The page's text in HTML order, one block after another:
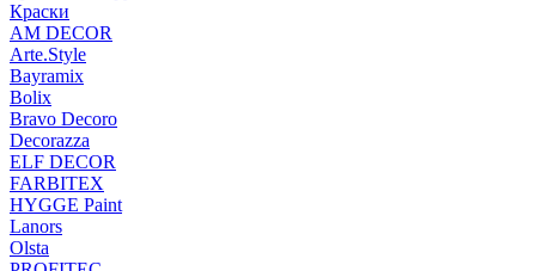
Краски
AM DECOR
Arte.Style
Bayramix
Bolix
Bravo Decoro
Decorazza
ELF DECOR
FARBITEX
HYGGE Paint
Lanors
Olsta